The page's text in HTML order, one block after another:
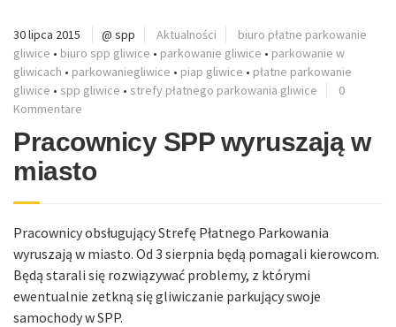
30 lipca 2015 @ spp Aktualności
biuro płatne parkowanie
gliwice • biuro spp gliwice • parkowanie gliwice • parkowanie w
gliwicach • parkowaniegliwice • piap gliwice • płatne parkowanie
gliwice • spp gliwice • strefy płatnego parkowania gliwice
0
Kommentare
Pracownicy SPP wyruszają w
miasto
Pracownicy obsługujący Strefę Płatnego Parkowania
wyruszają w miasto. Od 3 sierpnia będą pomagali kierowcom.
Będą starali się rozwiązywać problemy, z którymi
ewentualnie zetkną się gliwiczanie parkujący swoje
samochody w SPP.